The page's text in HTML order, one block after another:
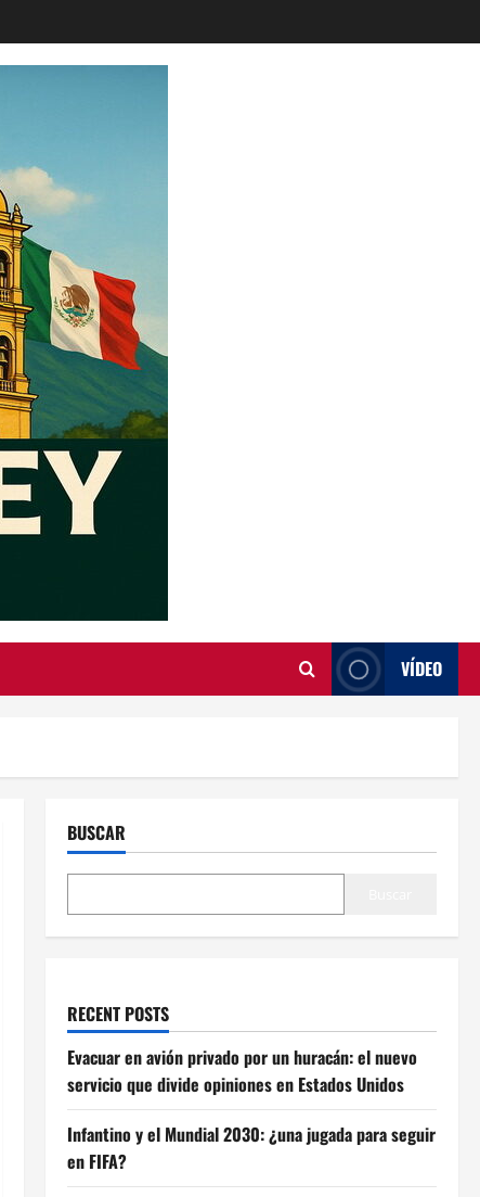
VÍDEO
BUSCAR
RECENT POSTS
Evacuar en avión privado por un huracán: el nuevo
servicio que divide opiniones en Estados Unidos
Infantino y el Mundial 2030: ¿una jugada para seguir
en FIFA?